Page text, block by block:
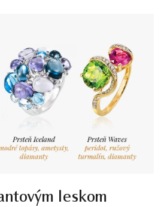
leskom